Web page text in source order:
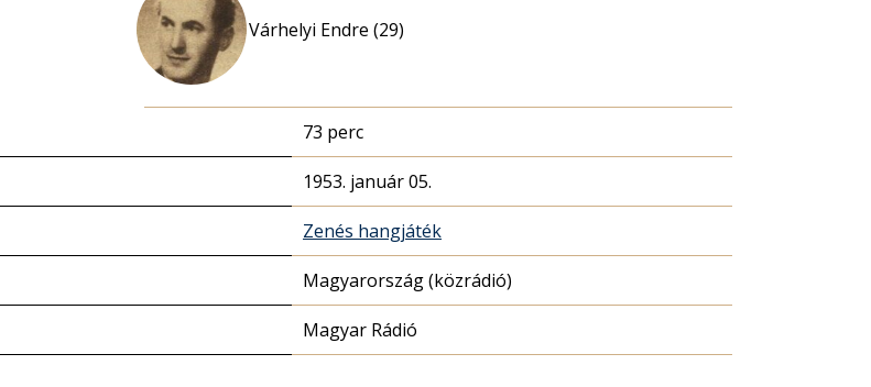
Várhelyi Endre (29)
73 perc
1953. január 05.
Zenés hangjáték
Magyarország (közrádió)
Magyar Rádió